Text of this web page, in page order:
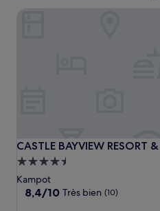
CASTLE
BAYVIEW
RESORT
SPA
CASTLE BAYVIEW RESORT
CASTLE BAYVIEW RESORT &
Hébergement
4.5 étoiles
Kampot
8.4
8,4/10 Très bien (10)
CASTLE BAYVIEW RESORT &